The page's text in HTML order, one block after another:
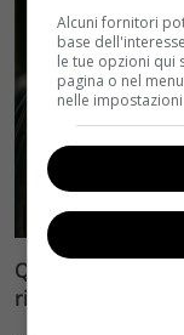
Quentin
rivela riprese forse
Alcuni fornitori
base
le tue opzioni qui
pagina o nel
nelle